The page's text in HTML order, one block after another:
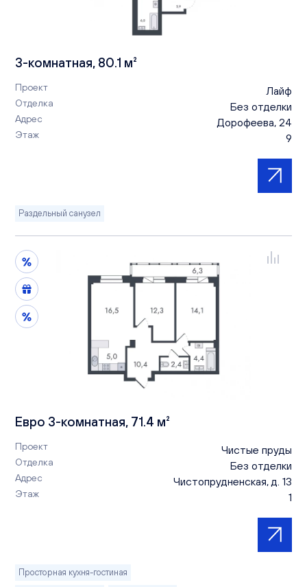
3-комнатная, 80.1 м²
Проект Лайф
Отделка Без отделки
Адрес Дорофеева, 24
Этаж 9
Раздельный санузел
Евро 3-комнатная, 71.4 м²
Проект Чистые пруды
Отделка Без отделки
Адрес Чистопрудненская, д. 13
Этаж 1
Просторная кухня-гостиная